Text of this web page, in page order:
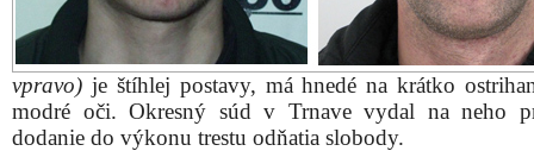
vpravo) je štíhlej postavy, má hnedé na krátko
modré oči. Okresný súd v Trnave vydal na neho
dodanie do výkonu trestu odňatia slobody.